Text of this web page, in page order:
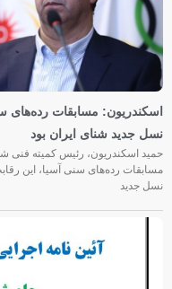
اسکندریون: مسابقات رده‌های
نسل جدید شنای ایران بود
حمید اسکندریون، رئیس کمیته فنی
مسابقات رده‌های سنی آسیا، این
نسل جدید